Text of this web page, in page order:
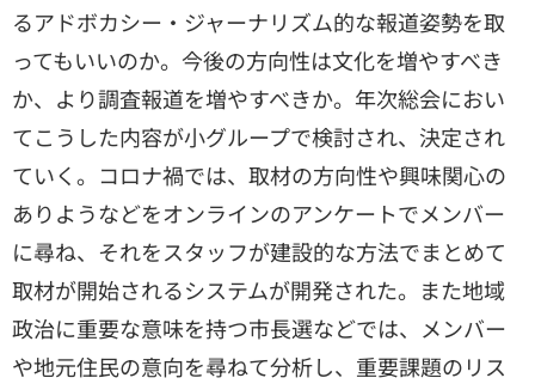
るアドボカシー・ジャーナリズム的な報道姿勢を取
ってもいいのか。今後の方向性は文化を増やすべき
か、より調査報道を増やすべきか。年次総会におい
てこうした内容が小グループで検討され、決定され
ていく。コロナ禍では、取材の方向性や興味関心の
ありようなどをオンラインのアンケートでメンバー
に尋ね、それをスタッフが建設的な方法でまとめて
取材が開始されるシステムが開発された。また地域
政治に重要な意味を持つ市長選などでは、メンバー
や地元住民の意向を尋ねて分析し、重要課題のリス